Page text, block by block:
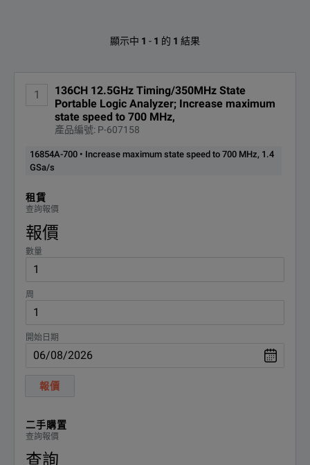
Keysight Technologies 16854A的可用
選項 說明
16854A-
700
Increase maximum state speed to
顯示中 1 - 1 的 1 結果
1
136CH 12.5GHz Timing/350MHz State
Portable Logic Analyzer; Increase maximum
state speed to 700 MHz,
產品編號: P-607158
16854A-700 • Increase maximum state speed to 700 MHz, 1.4
GSa/s
租賃
查詢報價
報價
數量
周
開始日期
報價
二手購置
查詢報價
查詢
350 MHz state clock / 700 Mbps data rate (standard)*
700 MHz state clock / 1400 Mbps data rate (optional)*
Reliable measurements on eye openings as small as 200 ps
Trigger sequencer
1.4 GHz standard
Probing
Single-ended direct connect flying lead, Mictor and Soft
Compatible with U4201A cable plus any 90-pin header